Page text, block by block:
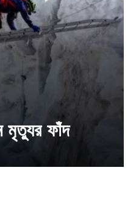
মৃত্যুর ফাঁদ